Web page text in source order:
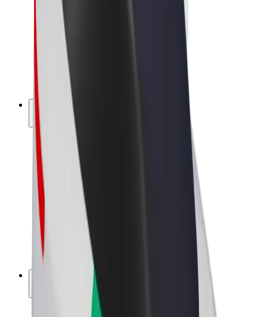
Bolt Food
Bolt Drive
Bolt cégeknek
E-kerékpárok
Bolt Plus
Keress a Bolttal
Sofőrök
Sofőr kereset
Futárok
Futár kereset
Bolt Food kereskedők
Franchise-ok